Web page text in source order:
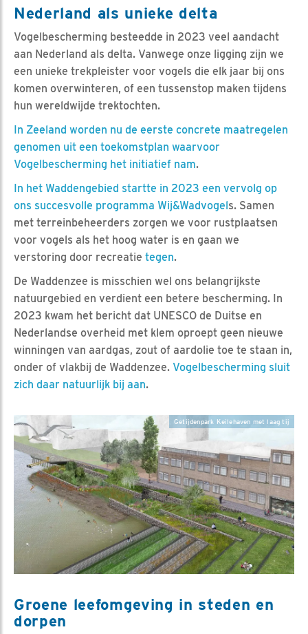
Nederland als unieke delta
Vogelbescherming besteedde in 2023 veel aandacht
aan Nederland als delta. Vanwege onze ligging zijn we
een unieke trekpleister voor vogels die elk jaar bij ons
komen overwinteren, of een tussenstop maken tijdens
hun wereldwijde trektochten.
In Zeeland worden nu de eerste concrete maatregelen
genomen uit een toekomstplan waarvoor
Vogelbescherming het initiatief nam.
In het Waddengebied startte in 2023 een vervolg op
ons succesvolle programma Wij&Wadvogels. Samen
met terreinbeheerders zorgen we voor rustplaatsen
voor vogels als het hoog water is en gaan we
verstoring door recreatie tegen.
De Waddenzee is misschien wel ons belangrijkste
natuurgebied en verdient een betere bescherming. In
2023 kwam het bericht dat UNESCO de Duitse en
Nederlandse overheid met klem oproept geen nieuwe
winningen van aardgas, zout of aardolie toe te staan in,
onder of vlakbij de Waddenzee. Vogelbescherming sluit
zich daar natuurlijk bij aan.
Getijdenpark Keilehaven met laag tij
Groene leefomgeving in steden en
dorpen